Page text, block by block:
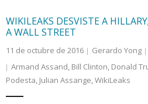
WIKILEAKS DESVISTE A
A WALL STREET
11 de octubre de 2016 Gerardo Yong
Armand Assand, Bill Clinton, Donald
Podesta, Julian Assange,WikiLeaks